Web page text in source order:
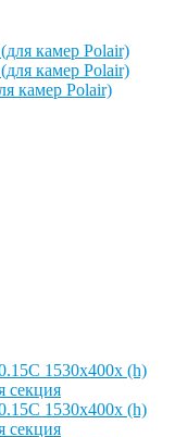
камер Polair)